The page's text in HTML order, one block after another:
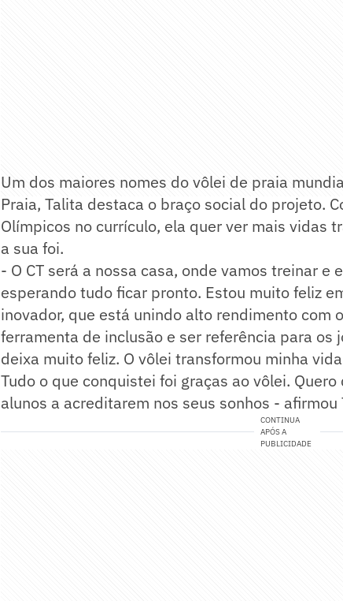
Um dos maiores nomes do vôlei de praia
Praia, Talita destaca o braço social do projeto.
Olímpicos no currículo, ela quer ver mais vidas
a sua foi.
- O CT será a nossa casa, onde vamos treinar e
esperando tudo ficar pronto. Estou muito feliz
inovador, que está unindo alto rendimento com
ferramenta de inclusão e ser referência para os
deixa muito feliz. O vôlei transformou minha
Tudo o que conquistei foi graças ao vôlei.
alunos a acreditarem nos seus sonhos - afirmou
CONTINUA
APÓS A
PUBLICIDADE